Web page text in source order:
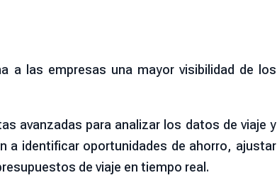
a las empresas una mayor visibilidad de los
avanzadas para analizar los datos de viaje y
a identificar oportunidades de ahorro, ajustar
de viaje en tiempo real.